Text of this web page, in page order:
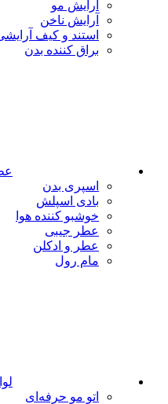
آرایش مو
آرایش ناخن
استند و کیف آرایشی
براق کننده بدن
عطر و رایحه
اسپری بدن
بادی اسپلش
خوشبو کننده هوا
عطر جیبی
عطر و ادکلن
مام رول
لوازم برقی
اتو مو حرفه‌ای